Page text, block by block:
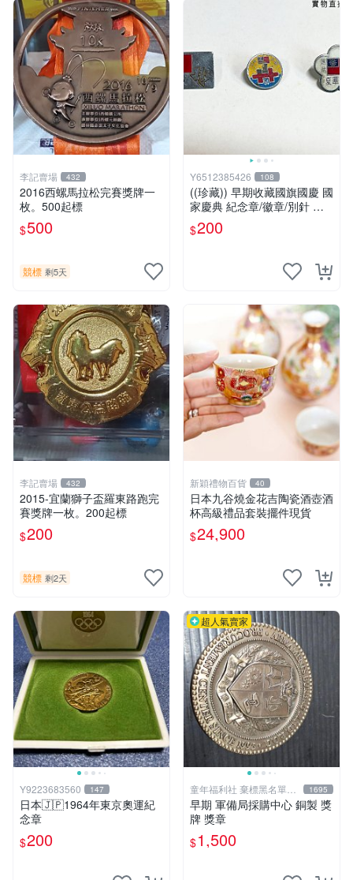
李記賣場 432
2016西螺馬拉松完賽獎牌一
枚。500起標
$500
競標 剩5天
Y6512385426 108
((珍藏)) 早期收藏國旗國慶 國
家慶典 紀念章/徽章/別針 罕
見收藏品
$200
李記賣場 432
2015-宜蘭獅子盃羅東路跑完
賽獎牌一枚。200起標
$200
競標 剩2天
新穎禮物百貨 40
日本九谷燒金花吉陶瓷酒壺酒
杯高級禮品套裝擺件現貨
$24,900
Y9223683560 147
日本🇯🇵1964年東京奧運紀
念章
$200
超人氣賣家
童年福利社 棄標黑名單&
負評
1695
早期 軍備局採購中心 銅製 獎
牌 獎章
$1,500